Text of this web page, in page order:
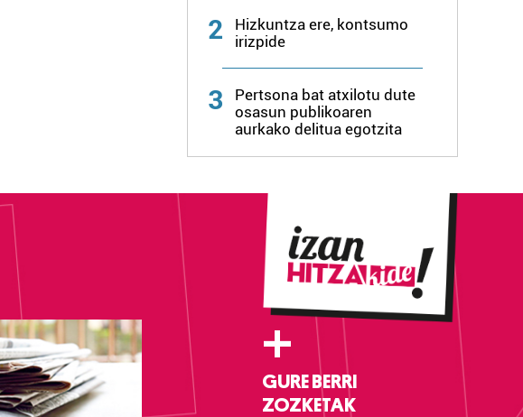
2
Hizkuntza ere, kontsumo
irizpide
3
Pertsona bat atxilotu dute
osasun publikoaren
aurkako delitua egotzita
+
GURE BERRI
ZOZKETAK